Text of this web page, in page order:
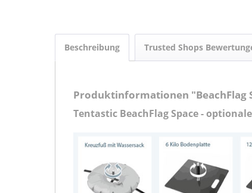
Beschreibung Trusted Shops
Produktinformationen "BeachFlag
Tentastic BeachFlag Space -